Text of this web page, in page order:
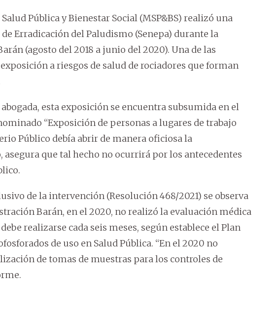
Pública y Bienestar Social (MSP&BS) realizó una
Erradicación del Paludismo (Senepa) durante la
(agosto del 2018 a junio del 2020). Una de las
a riesgos de salud de rociadores que forman
esta exposición se encuentra subsumida en el
“Exposición de personas a lugares de trabajo
Público debía abrir de manera oficiosa la
que tal hecho no ocurrirá por los antecedentes
de la intervención (Resolución 468/2021) se observa
Barán, en el 2020, no realizó la evaluación médica
realizarse cada seis meses, según establece el Plan
de uso en Salud Pública. “En el 2020 no
de tomas de muestras para los controles de